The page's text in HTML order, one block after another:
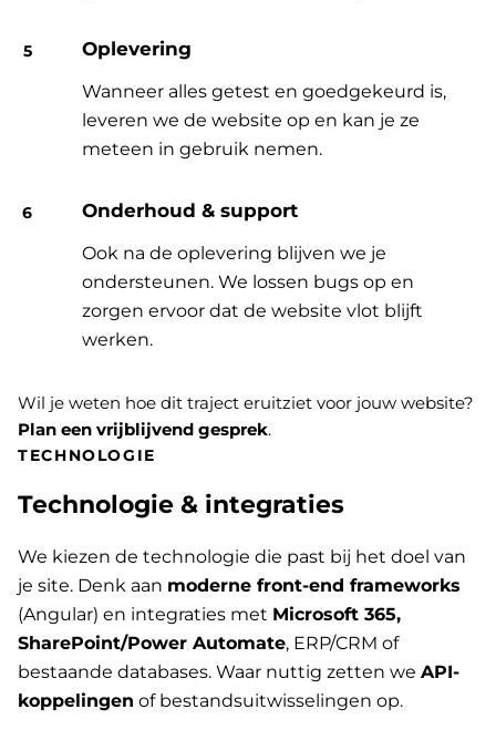
Oplevering
Wanneer alles getest en goedgekeurd is,
leveren we de website op en kan je ze
meteen in gebruik nemen.
Onderhoud & support
Ook na de oplevering blijven we je
ondersteunen. We lossen bugs op en
zorgen ervoor dat de website vlot blijft
werken.
Wil je weten hoe dit traject eruitziet voor jouw website?
Plan een vrijblijvend gesprek.
TECHNOLOGIE
Technologie & integraties
We kiezen de technologie die past bij het doel van
je site. Denk aan moderne front-end frameworks
(Angular) en integraties met Microsoft 365,
SharePoint/Power Automate, ERP/CRM of
bestaande databases. Waar nuttig zetten we API-
koppelingen of bestandsuitwisselingen op.